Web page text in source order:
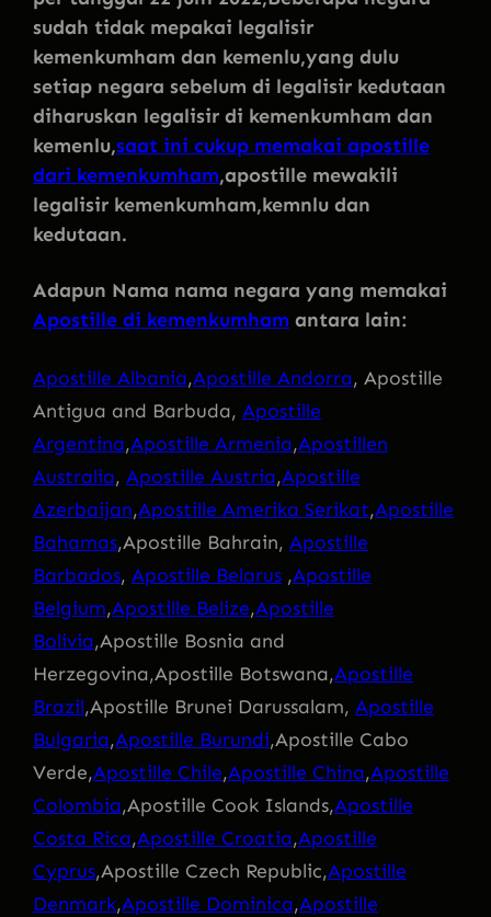
sudah tidak mepakai legalisir
kemenkumham dan kemenlu,yang dulu
setiap negara sebelum di legalisir kedutaan
diharuskan legalisir di kemenkumham dan
kemenlu,saat ini cukup memakai apostille
dari kemenkumham,apostille mewakili
legalisir kemenkumham,kemnlu dan
kedutaan.
Adapun Nama nama negara yang memakai
Apostille di kemenkumham antara lain:
Apostille Albania,Apostille Andorra, Apostille
Antigua and Barbuda, Apostille
Argentina,Apostille Armenia,Apostillen
Australia, Apostille Austria,Apostille
Azerbaijan,Apostille Amerika Serikat,Apostille
Bahamas,Apostille Bahrain, Apostille
Barbados, Apostille Belarus ,Apostille
Belgium,Apostille Belize,Apostille
Bolivia,Apostille Bosnia and
Herzegovina,Apostille Botswana,Apostille
Brazil,Apostille Brunei Darussalam, Apostille
Bulgaria,Apostille Burundi,Apostille Cabo
Verde,Apostille Chile,Apostille China,Apostille
Colombia,Apostille Cook Islands,Apostille
Costa Rica,Apostille Croatia,Apostille
Cyprus,Apostille Czech Republic,Apostille
Denmark,Apostille Dominica,Apostille